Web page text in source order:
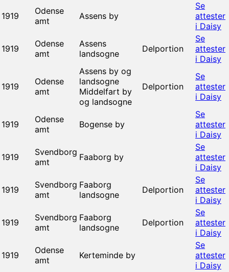
1919
Odense
amt
Assens by
Se
attester
i Daisy
1919
Odense
amt
Assens
landsogne
Delportion
Se
attester
i Daisy
1919
Odense
amt
Assens by og
landsogne
Middelfart by
og landsogne
Delportion
Se
attester
i Daisy
1919
Odense
amt
Bogense by
Se
attester
i Daisy
1919
Svendborg
amt
Faaborg by
Se
attester
i Daisy
1919
Svendborg
amt
Faaborg
landsogne
Delportion
Se
attester
i Daisy
1919
Svendborg
amt
Faaborg
landsogne
Delportion
Se
attester
i Daisy
1919
Odense
amt
Kerteminde by
Se
attester
i Daisy